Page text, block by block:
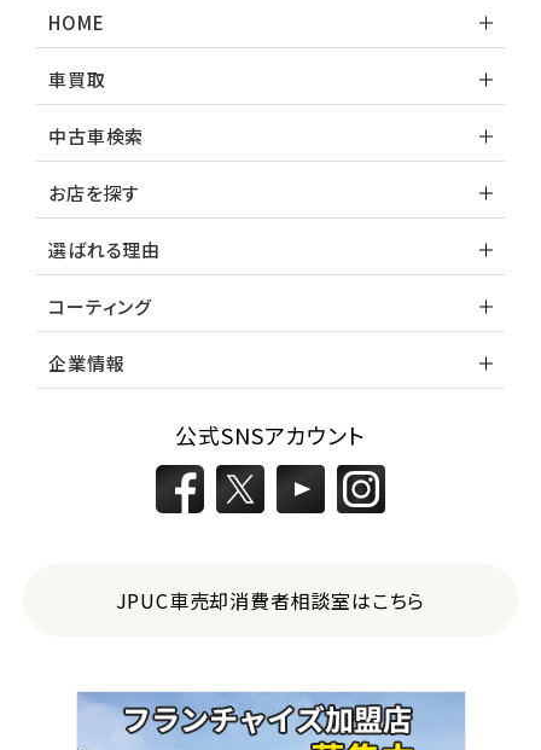
HOME
車買取
中古車検索
お店を探す
選ばれる理由
コーティング
企業情報
公式SNSアカウント
JPUC車売却消費者相談室はこちら